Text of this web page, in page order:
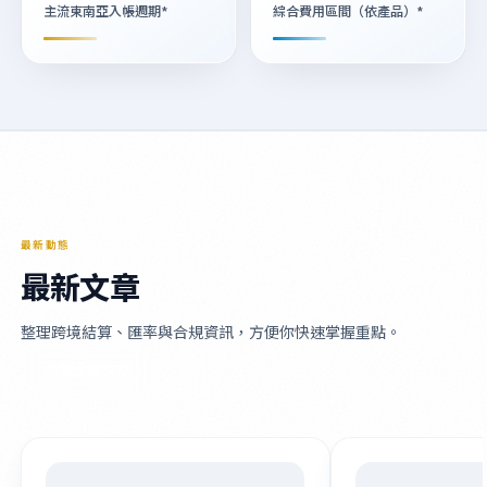
主流東南亞入帳週期* 綜合費用區間（依產品）*
最新動態
最新文章
整理跨境結算、匯率與合規資訊，方便你快速掌握重點。